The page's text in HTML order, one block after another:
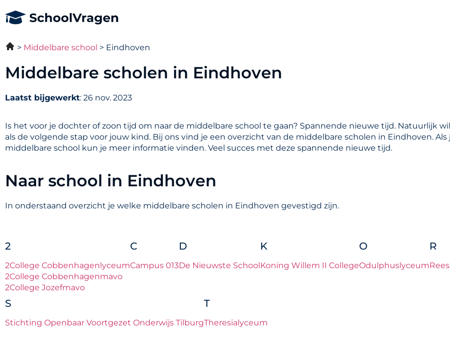
Middelbare school Eindhoven
Middelbare scholen in Eindhoven
Laatst bijgewerkt: 26 nov. 2023
Is het voor je dochter of zoon tijd om naar de middelbare school te gaan? Spannende nieuwe tijd. Natuurlijk
als de volgende stap voor jouw kind. Bij ons vind je een overzicht van de middelbare scholen in Eindhoven.
middelbare school kun je meer informatie vinden. Veel succes met deze spannende nieuwe tijd.
Naar school in Eindhoven
In onderstaand overzicht je welke middelbare scholen in Eindhoven gevestigd zijn.
2
2College Cobbenhagenlyceum
2College Cobbenhagenmavo
2College Jozefmavo
C
Campus 013
D
De Nieuwste School
K
Koning Willem II College
O
Odulphuslyceum
R
S
Stichting Openbaar Voortgezet Onderwijs Tilburg
T
Theresialyceum